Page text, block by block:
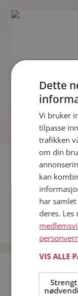
Fler single
Flere
Menn fra Vestnes
Date kvinner i
Date menn i Norge
Dette
Vi bruker
tilpasse
trafikken
om din
kan
har
deres. Les
VIS ALLE
Strengt